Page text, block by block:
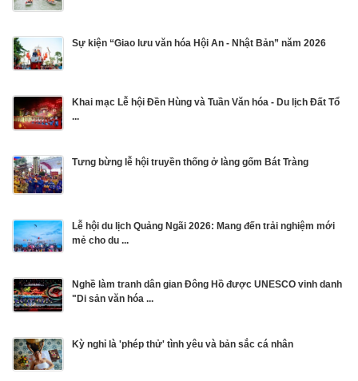
Sự kiện “Giao lưu văn hóa Hội An - Nhật Bản” năm 2026
Khai mạc Lễ hội Đền Hùng và Tuần Văn hóa - Du lịch Đất Tổ
...
Tưng bừng lễ hội truyền thống ở làng gốm Bát Tràng
Lễ hội du lịch Quảng Ngãi 2026: Mang đến trải nghiệm mới
mẻ cho du ...
Nghề làm tranh dân gian Đông Hồ được UNESCO vinh danh
"Di sản văn hóa ...
Kỳ nghỉ là 'phép thử' tình yêu và bản sắc cá nhân